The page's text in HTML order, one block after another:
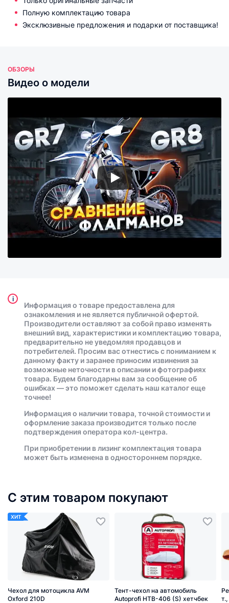
Полную комплектацию товара
Эксклюзивные предложения и подарки от поставщика!
ОБЗОРЫ
Видео о модели
i
Информация о товаре предоставлена для
ознакомления и не является публичной офертой.
Производители оставляют за собой право изменять
внешний вид, характеристики и комплектацию товара,
предварительно не уведомляя продавцов и
потребителей. Просим вас отнестись с пониманием к
данному факту и заранее приносим извинения за
возможные неточности в описании и фотографиях
товара. Будем благодарны вам за сообщение об
ошибках — это поможет сделать наш каталог еще
точнее!
Информация о наличии товара, точной стоимости и
оформление заказа производится только после
подтверждения оператора кол-центра.
При приобретении в лизинг комплектация товара
может быть изменена в одностороннем порядке.
С этим товаром покупают
ХИТ
Чехол для мотоцикла AVM
Oxford 210D
Тент-чехол на автомобиль
Autoprofi HTB-406 (S) хетчбек